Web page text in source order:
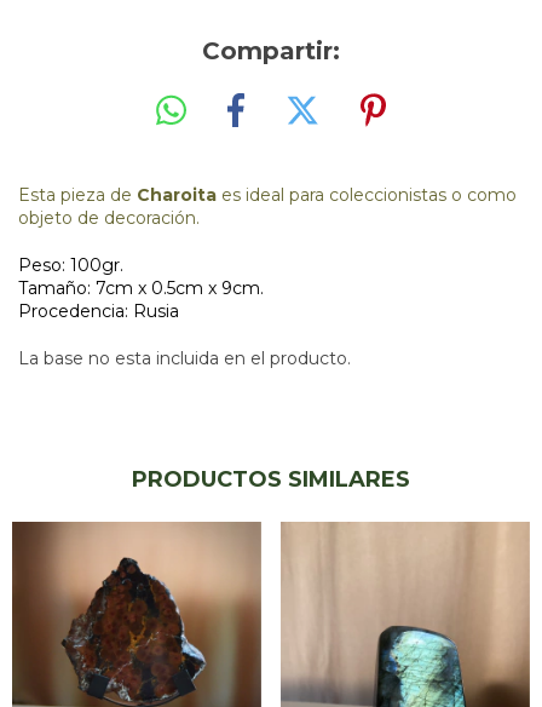
Compartir:
Esta pieza de Charoita es ideal para coleccionistas o como
objeto de decoración.
Peso: 100gr.
Tamaño: 7cm x 0.5cm x 9cm.
Procedencia: Rusia
La base no esta incluida en el producto.
PRODUCTOS SIMILARES